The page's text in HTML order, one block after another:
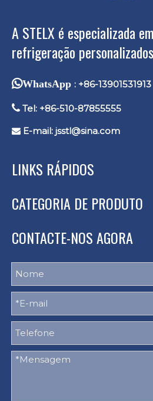
A STELX é especializada
refrigeração
WhatsApp : +86-13901531913
 Tel: +86-510-87855555
 E-mail: jsstl@sina.com
LINKS RÁPIDOS
CATEGORIA DE PRODUTO
CONTACTE-NOS AGORA